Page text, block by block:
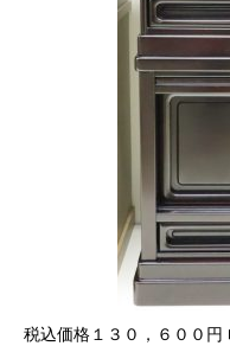
税込価格１３０，６００